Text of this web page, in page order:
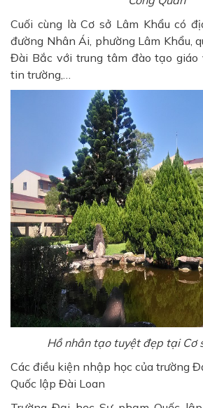
Cuối cùng là Cơ sở Lâm Khẩu có
đường Nhân Ái, phường Lâm Khẩu,
Đài Bắc với trung tâm đào tạo giáo
tin trường,…
Hồ nhân tạo tuyệt đẹp tại Cơ
Các điều kiện nhập học của trường
Quốc lập Đài Loan